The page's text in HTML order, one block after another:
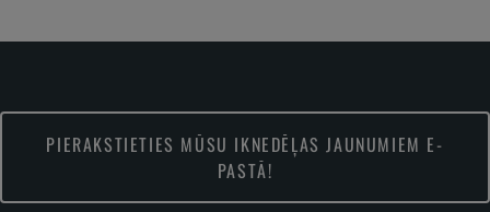
PIERAKSTIETIES MŪSU IKNEDĒĻAS JAUNUMIEM E-
PASTĀ!